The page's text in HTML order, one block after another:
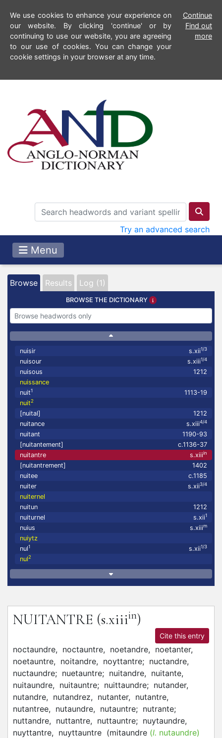
We use cookies to enhance your experience on
our website. By clicking 'continue' or by
continuing to use our website, you are agreeing
to our use of cookies. You can change your
cookie settings in your browser at any time.
Continue
Find out
more
Try an advanced search
Menu
Browse Results Log (1)
BROWSE THE DICTIONARY
nuisir s.xii1/3
nuisour s.xiii1/4
nuisous
1212
nuissance
nuit1
1113-19
nuit2
[nuital]
1212
nuitance
s.xiii4/4
nuitant
1190-93
[nuitantement]
c.1136-37
nuitantre
s.xiiiin
[nuitantrement]
1402
nuitee
c.1185
nuiter
s.xii3/4
nuiternel
nuitun
1212
nuiturnel
s.xii1
nuius s.xiiim
nuiytz
nul1 s.xii1/3
nul2
NUITANTRE (s.xiiiin)
Cite this entry
noctaundre, noctauntre, noetandre, noetanter,
noetauntre, noitandre, noyttantre; nuctandre,
nuctaundre; nuetauntre; nuitandre, nuitante,
nuitaundre, nuitauntre; nuittaundre; nutander,
nutandre, nutandrez, nutanter, nutantre,
nutantree, nutaundre, nutauntre; nutrante;
nuttandre, nuttantre, nuttauntre; nuytaundre,
nuyttantre, nuyttauntre (mitaundre (l. nutaundre)